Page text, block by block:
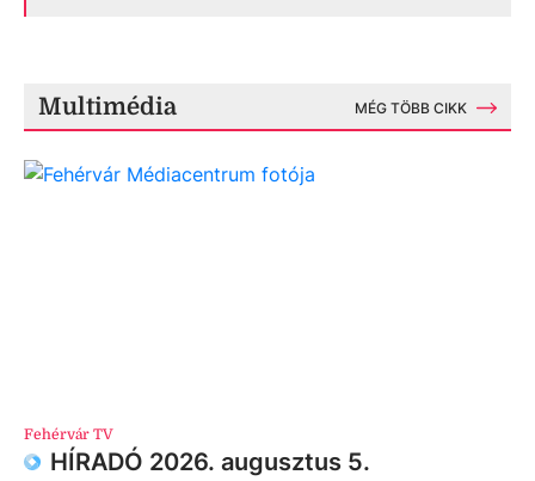
Multimédia MÉG TÖBB CIKK
Fehérvár TV
HÍRADÓ 2026. augusztus 5.